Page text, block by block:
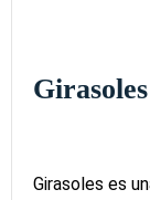
Girasoles
Girasoles es